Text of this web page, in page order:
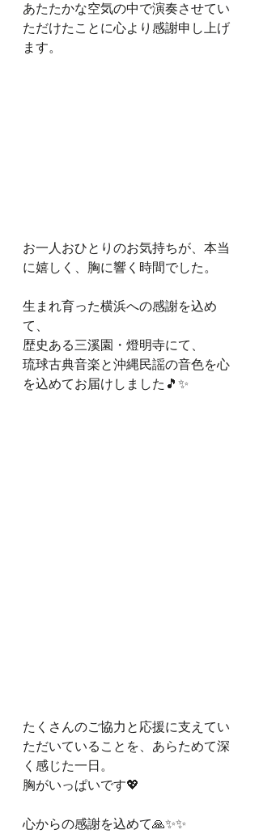
あたたかな空気の中で演奏させてい
ただけたことに心より感謝申し上げ
ます。
お一人おひとりのお気持ちが、本当
に嬉しく、胸に響く時間でした。
生まれ育った横浜への感謝を込め
て、
歴史ある三溪園・燈明寺にて、
琉球古典音楽と沖縄民謡の音色を心
を込めてお届けしました🎵✨
たくさんのご協力と応援に支えてい
ただいていることを、あらためて深
く感じた一日。
胸がいっぱいです💖
心からの感謝を込めて🙏✨✨